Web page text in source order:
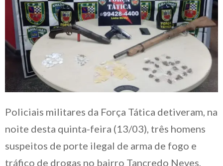
Policiais militares da Força Tática detiveram, na
noite desta quinta-feira (13/03), três homens
suspeitos de porte ilegal de arma de fogo e
tráfico de drogas no bairro Tancredo Neves,